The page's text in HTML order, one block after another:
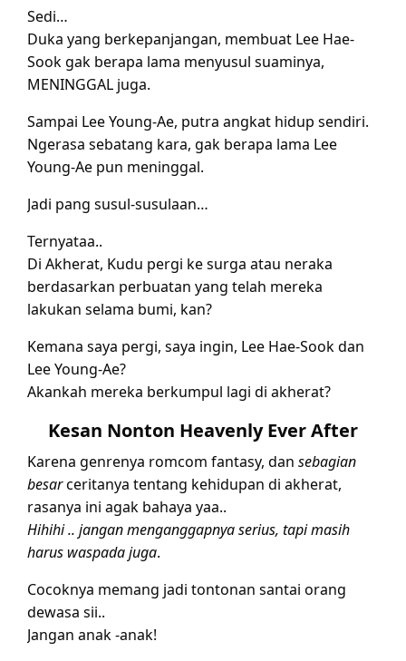
Sedi…
Duka yang berkepanjangan, membuat Lee Hae-
Sook gak berapa lama menyusul suaminya,
MENINGGAL juga.
Sampai Lee Young-Ae, putra angkat hidup sendiri.
Ngerasa sebatang kara, gak berapa lama Lee
Young-Ae pun meninggal.
Jadi pang susul-susulaan…
Ternyataa..
Di Akherat, Kudu pergi ke surga atau neraka
berdasarkan perbuatan yang telah mereka
lakukan selama bumi, kan?
Kemana saya pergi, saya ingin, Lee Hae-Sook dan
Lee Young-Ae?
Akankah mereka berkumpul lagi di akherat?
Kesan Nonton Heavenly Ever After
Karena genrenya romcom fantasy, dan sebagian
besarceritanya tentang kehidupan di akherat,
rasanya ini agak bahaya yaa..
Hihihi .. jangan menganggapnya serius, tapi masih
harus waspada juga.
Cocoknya memang jadi tontonan santai orang
dewasa sii..
Jangan anak -anak!